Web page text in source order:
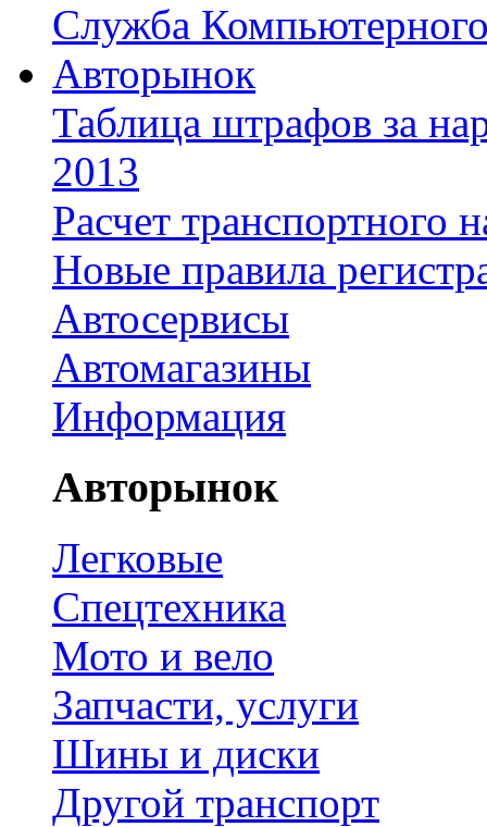
Служба
Авторынок
Таблица штрафов за
2013
Расчет транспортного
Новые правила
Автосервисы
Автомагазины
Информация
Авторынок
Легковые
Спецтехника
Мото и вело
Запчасти, услуги
Шины и диски
Другой транспорт